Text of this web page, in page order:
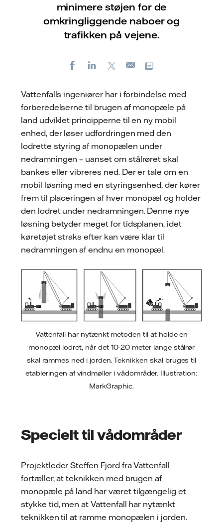
minimere støjen for de
omkringliggende naboer og
trafikken på vejene.
FacebookLinkedIn
E-
Vattenfalls ingeniører har i forbindelse med
forberedelserne til brugen af monopæle på
land udviklet principperne til en ny mobil
enhed, der løser udfordringen med den
lodrette styring af monopælen under
nedramningen – uanset om stålrøret skal
bankes eller vibreres ned. Der er tale om en
mobil løsning med en styringsenhed, der kører
frem til placeringen af hver monopæl og holder
den lodret under nedramningen. Denne nye
løsning betyder meget for tidsplanen, idet
køretøjet straks efter kan være klar til
nedramningen af endnu en monopæl.
Vattenfall har nytænkt metoden til at holde en
monopæl lodret, når det 10-20 meter lange stålrør
skal rammes ned i jorden. Teknikken skal bruges til
etableringen af vindmøller i vådområder. Illustration:
MarkGraphic.
Specielt til vådområder
Projektleder Steffen Fjord fra Vattenfall
fortæller, at teknikken med brugen af
monopæle på land har været tilgængelig et
stykke tid, men at Vattenfall har nytænkt
teknikken til at ramme monopælen i jorden.